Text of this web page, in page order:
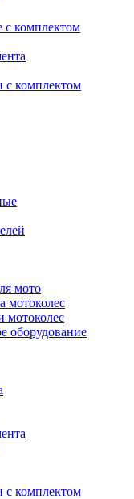
с комплектом
с комплектом
мото
мотоколес
мотоколес
оборудование
с комплектом